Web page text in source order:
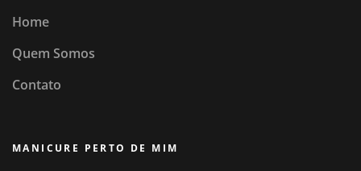
Home
Quem Somos
Contato
MANICURE PERTO DE MIM